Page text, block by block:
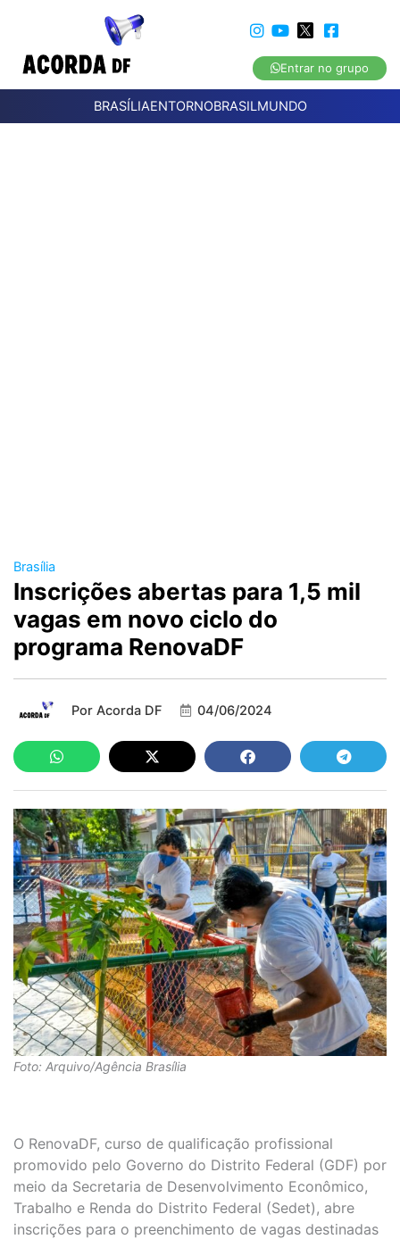
Entrar no grupo
BRASÍLIAENTORNOBRASILMUNDO
Brasília
Inscrições abertas para 1,5 mil
vagas em novo ciclo do
programa RenovaDF
Por Acorda DF 04/06/2024
Foto: Arquivo/Agência Brasília
O RenovaDF, curso de qualificação profissional
promovido pelo Governo do Distrito Federal (GDF) por
meio da Secretaria de Desenvolvimento Econômico,
Trabalho e Renda do Distrito Federal (Sedet), abre
inscrições para o preenchimento de vagas destinadas